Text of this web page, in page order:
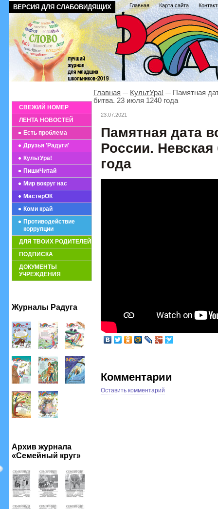
ВЕРСИЯ ДЛЯ СЛАБОВИДЯЩИХ Главная Карта сайта
СВЕЖИЙ НОМЕР
ЛЕНТА НОВОСТЕЙ
Есть проблема
Друзья 'Радуги'
КультУра!
ПишиЧитай
Мир вокруг нас
МастерОК
Коми край
Противодействие
коррупции
ДЛЯ ТВОИХ РОДИТЕЛЕЙ
ПОДПИСКА
ДОКУМЕНТЫ
УЧРЕЖДЕНИЯ
Журналы Радуга
Архив журнала
«Семейный круг»
Главная КультУра!
Памятная
битва. 23 июля 1240 года
23.07.2021
Памятная дата
России.
года
Комментарии
Оставить комментарий